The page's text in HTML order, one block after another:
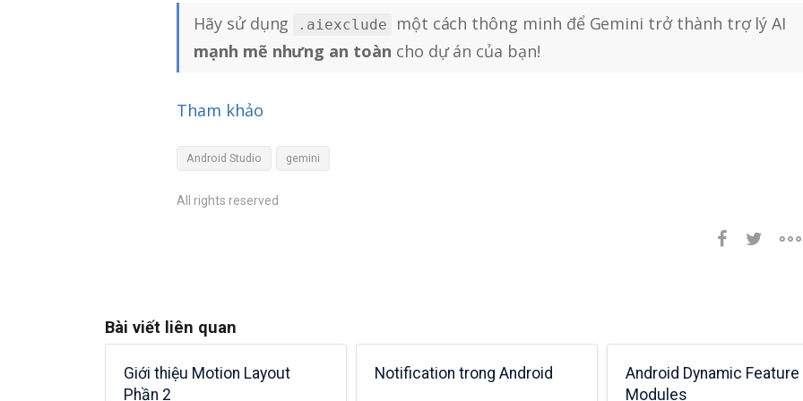
Hãy sử dụng .aiexclude
một cách thông minh để Gemini trở thành trợ lý AI
mạnh mẽ nhưng an toàn cho dự án của bạn!
Tham khảo
Android Studio gemini
All rights reserved
Bài viết liên quan
Android Support Design
Library
The Google Maps
Giới thiệu Flutter